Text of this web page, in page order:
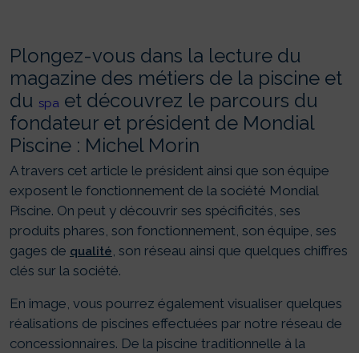
Plongez-vous dans la lecture du
magazine des métiers de la piscine et
du spa et découvrez le parcours du
fondateur et président de Mondial
Piscine : Michel Morin
A travers cet article le président ainsi que son équipe
exposent le fonctionnement de la société Mondial
Piscine. On peut y découvrir ses spécificités, ses
produits phares, son fonctionnement, son équipe, ses
gages de qualité, son réseau ainsi que quelques chiffres
clés sur la société.
En image, vous pourrez également visualiser quelques
réalisations de piscines effectuées par notre réseau de
concessionnaires. De la piscine traditionnelle à la